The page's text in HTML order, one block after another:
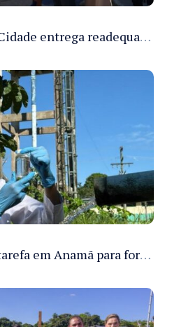
Governador Roberto Cidade entrega readequação do ambulatório da FCecon e amplia capacidade de atendimento oncológico em Manaus
Cosama inicia força-tarefa em Anamã para fortalecer abastecimento de água e segurança hídrica da população